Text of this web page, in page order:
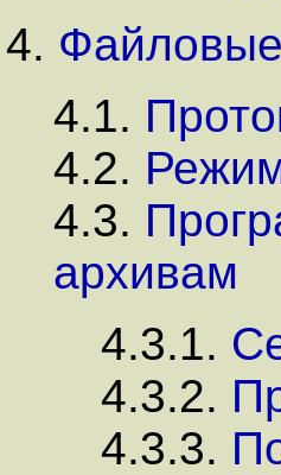
4.
4.1.
4.2.
4.3.
архивам
4.3.1.
4.3.2.
4.3.3.